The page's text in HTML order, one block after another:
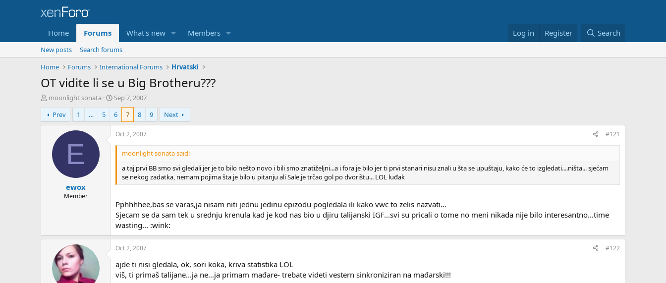
Home Forums What's new Members Log in Register Search
New posts
Search forums
Home
Forums International Forums Hrvatski
OT vidite li se u Big Brotheru???
T
h
r
e
moonlight sonata
S
t
a
r
t
d
Sep 7, 2007
Prev
1 … 5 6 7 8 9 Next
E
ewox
Member
Oct 2, 2007 #121
moonlight sonata said:
a taj prvi BB smo svi gledali jer je to bilo nešto novo i bili smo znatiželjni...a i fora je bilo jer ti prvi stanari nisu znali u šta se upuštaju, kako će to izgledati....ništa... sjećam
se nekog zadatka, nemam pojima šta je bilo u pitanju ali Sale je trčao gol po dvorištu... LOL luđak
Pphhhhee,bas se varas,ja nisam niti jednu jedinu epizodu pogledala ili kako vwc to zelis nazvati...
Sjecam se da sam tek u srednju krenula kad je kod nas bio u djiru talijanski IGF...svi su pricali o tome no meni nikada nije bilo interesantno...time
wasting... :wink:
Oct 2, 2007 #122
ajde ti nisi gledala, ok, sori koka, kriva statistika LOL
viš, ti primaš talijane...ja ne...ja primam mađare- trebate videti vestern sinkroniziran na mađarski!!!